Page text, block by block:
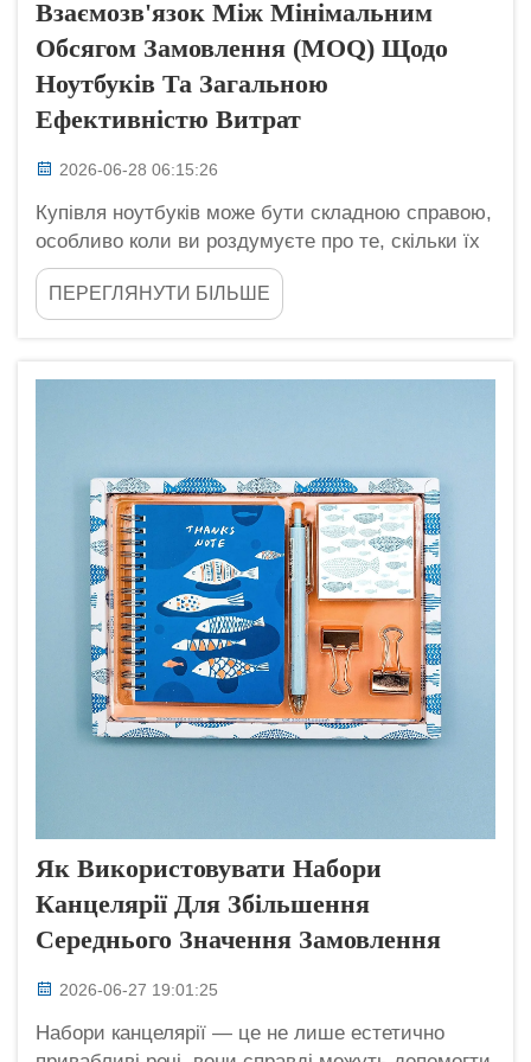
Взаємозв'язок Між Мінімальним
Обсягом Замовлення (MOQ) Щодо
Ноутбуків Та Загальною
Ефективністю Витрат
2026-06-28 06:15:26
Купівля ноутбуків може бути складною справою,
особливо коли ви роздумуєте про те, скільки їх
потрібно купити одразу. Це називається
мінімальним обсягом замовлення (MOQ).
Компанії, такі як Longgang Haha, дуже звертають
суму грошей...
ПЕРЕГЛЯНУТИ БІЛЬШЕ
Як Використовувати Набори
Канцелярії Для Збільшення
Середнього Значення Замовлення
2026-06-27 19:01:25
Набори канцелярії — це не лише естетично